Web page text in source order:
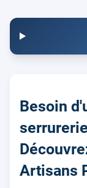
Besoin
Artisans